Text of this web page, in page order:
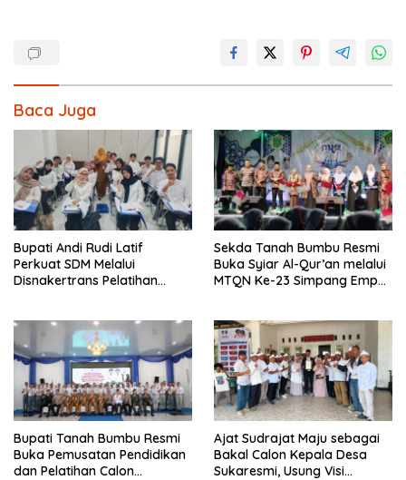
Baca Juga
Bupati Andi Rudi Latif
Perkuat SDM Melalui
Disnakertrans Pelatihan
Sekda Tanah Bumbu Resmi
Buka Syiar Al-Qur’an melalui
MTQN Ke-23 Simpang Empat
Bupati Tanah Bumbu Resmi
Buka Pemusatan Pendidikan
dan Pelatihan Calon
Ajat Sudrajat Maju sebagai
Bakal Calon Kepala Desa
Sukaresmi, Usung Visi